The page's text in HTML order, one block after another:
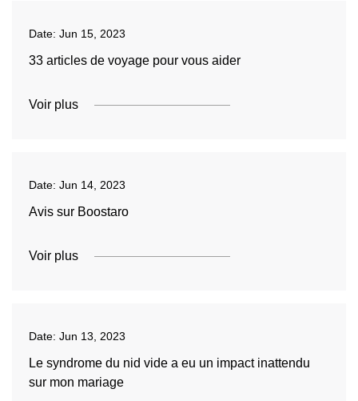
Date: Jun 15, 2023
33 articles de voyage pour vous aider
Voir plus
Date: Jun 14, 2023
Avis sur Boostaro
Voir plus
Date: Jun 13, 2023
Le syndrome du nid vide a eu un impact inattendu
sur mon mariage